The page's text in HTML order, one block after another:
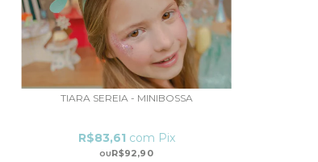
TIARA SEREIA - MINIBOSSA
R$92,90
R$83,61 com Pix